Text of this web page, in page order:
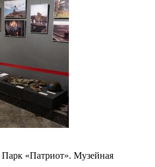
Парк «Патриот». Музейная